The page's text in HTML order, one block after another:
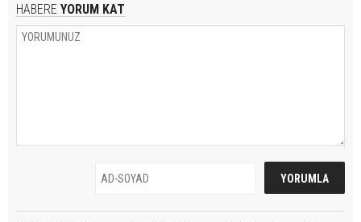
HABERE YORUM KAT